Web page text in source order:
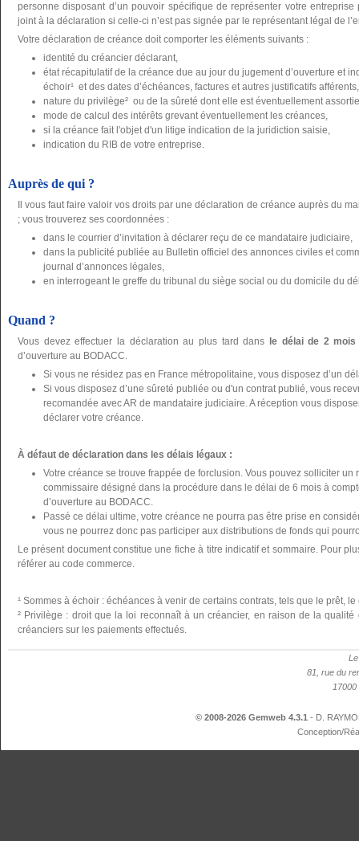
personne disposant d’un pouvoir spécifique de représenter votre
joint à la déclaration si celle-ci n’est pas signée par le représentant légal de
Votre déclaration de créance doit comporter les éléments suivants :
identité du créancier déclarant,
état récapitulatif de la créance due au jour du jugement d’ouverture et
échoir¹ et des dates d’échéances, factures et autres justificatifs afférents,
nature du privilège² ou de la sûreté dont elle est éventuellement
mode de calcul des intérêts grevant éventuellement les créances,
si la créance fait l'objet d'un litige indication de la juridiction saisie,
indication du RIB de votre entreprise.
Auprès de qui ?
Il vous faut faire valoir vos droits par une déclaration de créance auprès du
; vous trouverez ses coordonnées :
dans le courrier d’invitation à déclarer reçu de ce mandataire judiciaire,
dans la publicité publiée au Bulletin officiel des annonces civiles et
journal d’annonces légales,
en interrogeant le greffe du tribunal du siège social ou du domicile du
Quand ?
Vous devez effectuer la déclaration au plus tard dans le délai de 2 mois
d’ouverture au BODACC.
Si vous ne résidez pas en France métropolitaine, vous disposez d’un
Si vous disposez d’une sûreté publiée ou d'un contrat publié, vous
recomandée avec AR de mandataire judiciaire. A réception vous
déclarer votre créance.
À défaut de déclaration dans les délais légaux :
Votre créance se trouve frappée de forclusion. Vous pouvez solliciter
commissaire désigné dans la procédure dans le délai de 6 mois à
d’ouverture au BODACC.
Passé ce délai ultime, votre créance ne pourra pas être prise en
vous ne pourrez donc pas participer aux distributions de fonds qui
Le présent document constitue une fiche à titre indicatif et sommaire. Pour
référer au code commerce.
¹ Sommes à échoir : échéances à venir de certains contrats, tels que le prêt,
² Privilège : droit que la loi reconnaît à un créancier, en raison de la qualité
créanciers sur les paiements effectués.
81, rue du
17000
© 2008-2026 Gemweb 4.3.1 - D.
Conception/